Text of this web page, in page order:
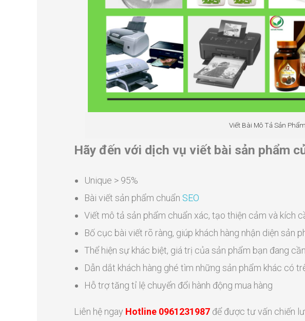
Viết Bài Mô Tả Sản Phẩm
Hãy đến với dịch vụ viết bài sản phẩm
Unique > 95%
Bài viết sản phẩm chuẩn SEO
Viết mô tả sản phẩm chuẩn xác, tạo thiện cảm và kích
Bố cục bài viết rõ ràng, giúp khách hàng nhận diện sản
Thể hiện sự khác biệt, giá trị của sản phẩm bạn đang
Dẫn dắt khách hàng ghé tìm những sản phẩm khác có
Hỗ trợ tăng tỉ lệ chuyển đổi hành động mua hàng
Liên hệ ngay Hotline 0961231987để được tư vấn chiến